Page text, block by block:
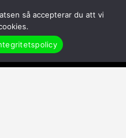
Search
& smarta produkter
så accepterar du att vi